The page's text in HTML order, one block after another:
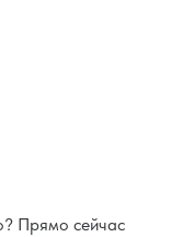
Прямо сейчас